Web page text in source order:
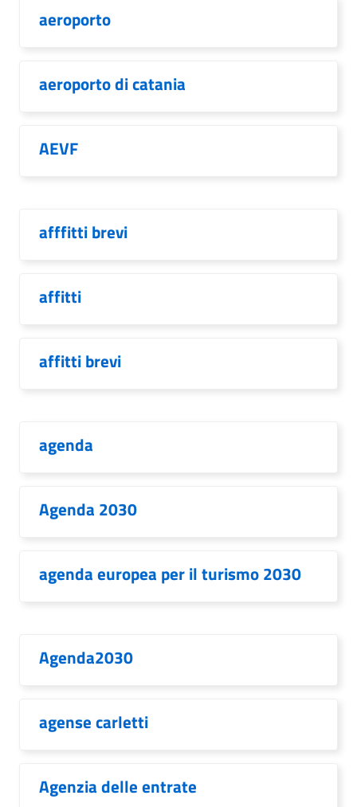
aeroporto
aeroporto di catania
AEVF
afffitti brevi
affitti
affitti brevi
agenda
Agenda 2030
agenda europea per il turismo 2030
Agenda2030
agense carletti
Agenzia delle entrate